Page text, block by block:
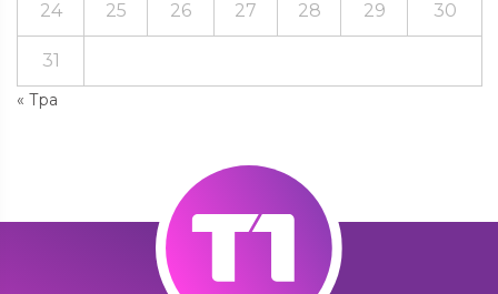
« Тра
24 25 26 27 28 29 30
31